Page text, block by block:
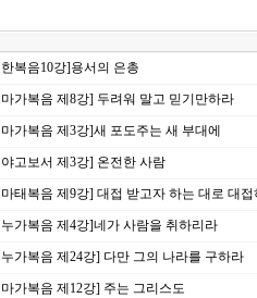
한복음10강]용서의 은총
마가복음 제8강] 두려워 말고 믿기만하라
가복음 제3강]새 포도주는 새 부대에
야고보서 제3강] 온전한 사람
마태복음 제9강] 대접 받고자 하는 대로 대접
누가복음 제4강]네가 사람을 취하리라
누가복음 제24강] 다만 그의 나라를 구하라
마가복음 제12강] 주는 그리스도